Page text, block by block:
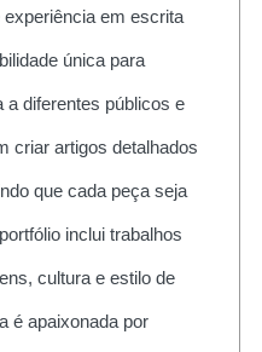
em escrita
única para
a diferentes públicos e
criar artigos detalhados
que cada peça seja
inclui trabalhos
cultura e estilo de
é apaixonada por